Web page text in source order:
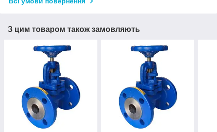
З цим товаром також замовляють